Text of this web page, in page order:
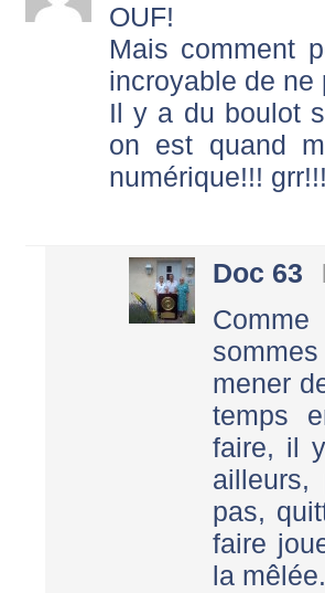
OUF!
Mais comment
incroyable de ne
Il y a du boulot
on est quand
numérique!!! grr!!!
Doc 63
mener
temps
faire, il
pas,
faire
la